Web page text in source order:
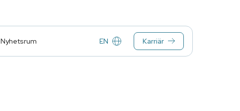
EN Karriär
Nyhetsrum